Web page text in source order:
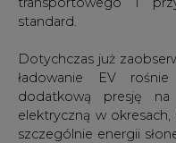
standard.
Dotychczas już
ładowanie EV
dodatkową presję
elektryczną w okresach,
szczególnie energii